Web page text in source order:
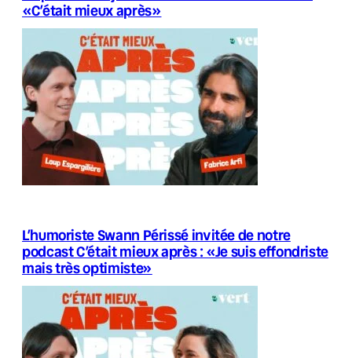
«C’était mieux après»
L’humoriste Swann Périssé invitée de notre
podcast C’était mieux après : «Je suis effondriste
mais très optimiste»